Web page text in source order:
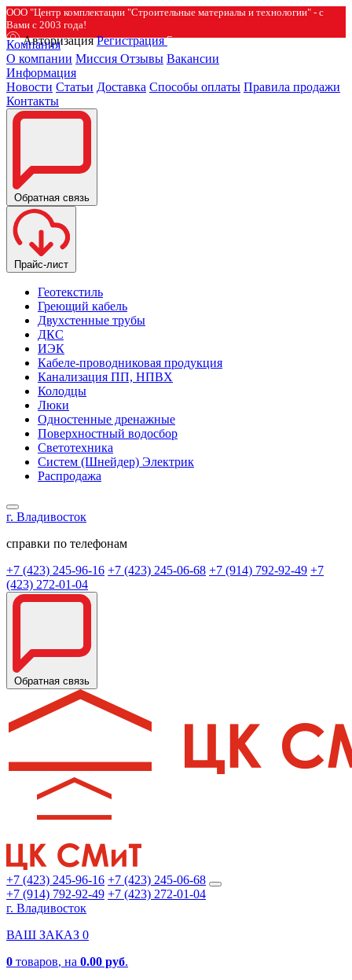
ООО "Центр комплектации "Строительные материалы и технологии" - с
Вами с 2003 года!
Авторизация Регистрация
Компания
О компании Миссия Отзывы Вакансии
Информация
Новости Статьи Доставка Способы оплаты Правила продажи
Контакты
Обратная связь
Прайс-лист
Геотекстиль
Греющий кабель
Двухстенные трубы
ДКС
ИЭК
Кабеле-проводниковая продукция
Канализация ПП, НПВХ
Колодцы
Люки
Одностенные дренажные
Поверхностный водосбор
Светотехника
Систем (Шнейдер) Электрик
Распродажа
г. Владивосток
справки по телефонам
+7 (423) 245-96-16 +7 (423) 245-06-68 +7 (914) 792-92-49 +7
(423) 272-01-04
Обратная связь
+7 (423) 245-96-16 +7 (423) 245-06-68
+7 (914) 792-92-49 +7 (423) 272-01-04
г. Владивосток
ВАШ ЗАКАЗ 0
0 товаров, на 0.00 руб.